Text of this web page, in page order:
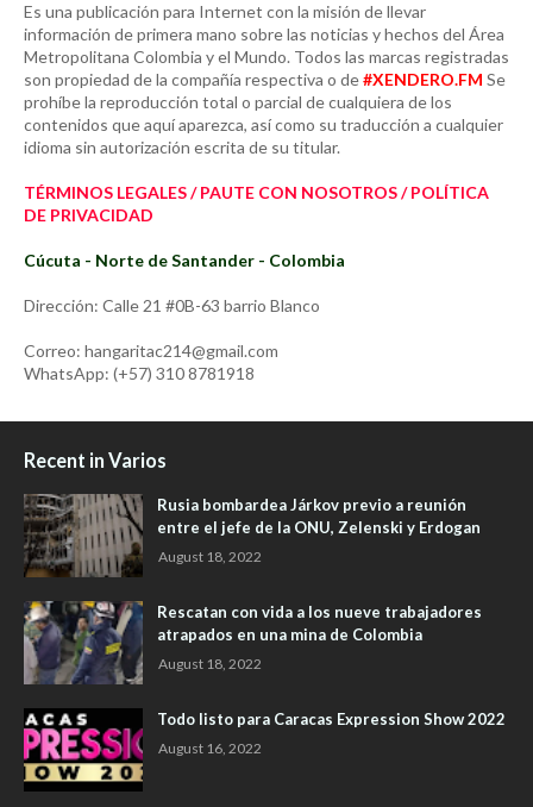
Es una publicación para Internet con la misión de llevar
información de primera mano sobre las noticias y hechos del Área
Metropolitana Colombia y el Mundo. Todos las marcas registradas
son propiedad de la compañía respectiva o de#XENDERO.FM Se
prohíbe la reproducción total o parcial de cualquiera de los
contenidos que aquí aparezca, así como su traducción a cualquier
idioma sin autorización escrita de su titular.
TÉRMINOS LEGALES / PAUTE CON NOSOTROS / POLÍTICA
DE PRIVACIDAD
Cúcuta - Norte de Santander - Colombia
Dirección: Calle 21 #0B-63 barrio Blanco
Correo: hangaritac214@gmail.com
WhatsApp: (+57) 310 8781918
Recent in Varios
Rusia bombardea Járkov previo a reunión
entre el jefe de la ONU, Zelenski y Erdogan
August 18, 2022
Rescatan con vida a los nueve trabajadores
atrapados en una mina de Colombia
August 18, 2022
Todo listo para Caracas Expression Show 2022
August 16, 2022